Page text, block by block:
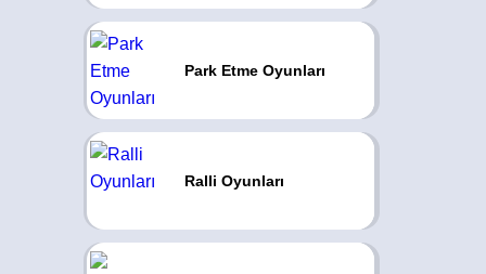
Park Etme Oyunları
Ralli Oyunları